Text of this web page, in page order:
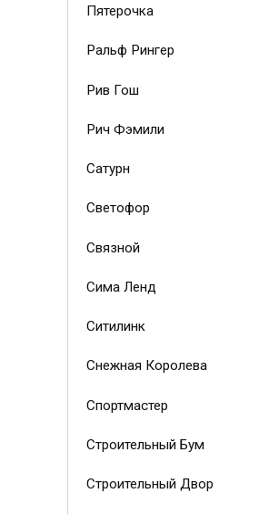
Пятерочка
Ральф Рингер
Рив Гош
Рич Фэмили
Сатурн
Светофор
Связной
Сима Ленд
Ситилинк
Снежная Королева
Спортмастер
Строительный Бум
Строительный Двор